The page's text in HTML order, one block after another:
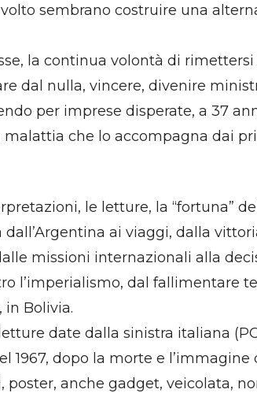
sembrano costruire una
la continua volontà di rimettersi
dal nulla, vincere, divenire
per imprese disperate, a 37
che lo accompagna dai
le letture, la “fortuna”
ai viaggi, dalla
missioni internazionali alla
l’imperialismo, dal fallimentare
in Bolivia.
date dalla sinistra italiana
1967, dopo la morte e l’immagine
poster, anche gadget, veicolata,